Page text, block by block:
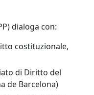
dialoga con:
costituzionale,
di Diritto del
de Barcelona)